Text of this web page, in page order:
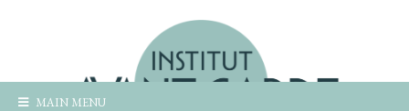
MAIN MENU